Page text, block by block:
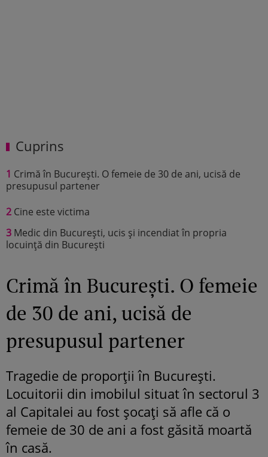
Cuprins
1 Crimă în București. O femeie de 30 de ani, ucisă de
presupusul partener
2 Cine este victima
3 Medic din București, ucis și incendiat în propria
locuință din București
Crimă în București. O femeie
de 30 de ani, ucisă de
presupusul partener
Tragedie de proporții în București.
Locuitorii din imobilul situat în sectorul 3
al Capitalei au fost șocați să afle că o
femeie de 30 de ani a fost găsită moartă
în casă.